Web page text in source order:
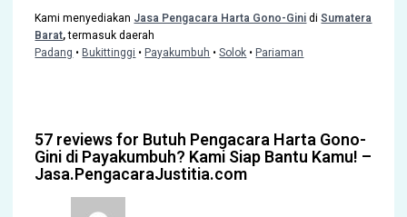
Kami menyediakan Jasa Pengacara Harta Gono-GinidiSumatera
Barat,termasuk daerah
Padang •Bukittinggi •Payakumbuh •Solok •Pariaman
57 reviews for Butuh Pengacara Harta Gono-
Gini di Payakumbuh? Kami Siap Bantu Kamu! –
Jasa.PengacaraJustitia.com